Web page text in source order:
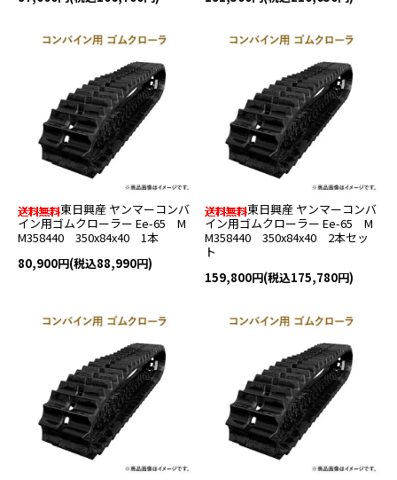
東日興産 ヤンマーコンバ
イン用ゴムクローラー Ee-65 M
M358440 350x84x40 1本
80,900円(税込88,990円)
東日興産 ヤンマーコンバ
イン用ゴムクローラー Ee-65 M
M358440 350x84x40 2本セッ
ト
159,800円(税込175,780円)